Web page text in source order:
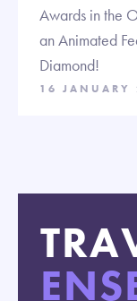
Awards in the
an Animated
Diamond!
16 JANUARY